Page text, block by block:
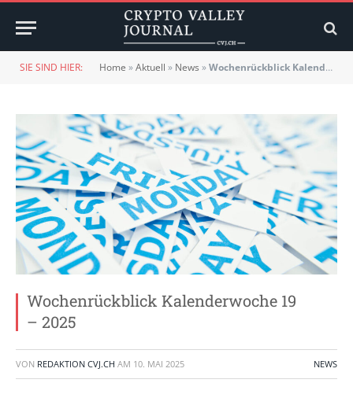
SIE SIND HIER: Home »Aktuell » News »Wochenrückblick Kalenderwoche 19 – 2025
Wochenrückblick Kalenderwoche 19
– 2025
VON REDAKTION CVJ.CH AM 10. MAI 2025 NEWS